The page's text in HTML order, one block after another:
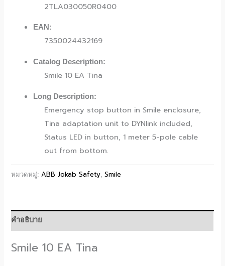
2TLA030050R0400
EAN:
7350024432169
Catalog Description:
Smile 10 EA Tina
Long Description:
Emergency stop button in Smile enclosure,
Tina adaptation unit to DYNlink included,
Status LED in button, 1 meter 5-pole cable
out from bottom.
หมวดหมู่: ABB Jokab Safety ,Smile
คำอธิบาย
Smile 10 EA Tina